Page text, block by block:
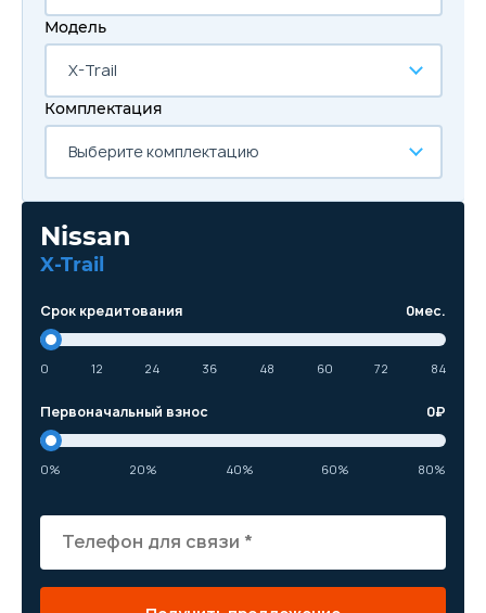
Модель
X-Trail
Комплектация
Выберите комплектацию
Nissan
X-Trail
Срок кредитования 0мес.
0 12 24 36 48 60 72 84
Первоначальный взнос 0₽
0% 20% 40% 60% 80%